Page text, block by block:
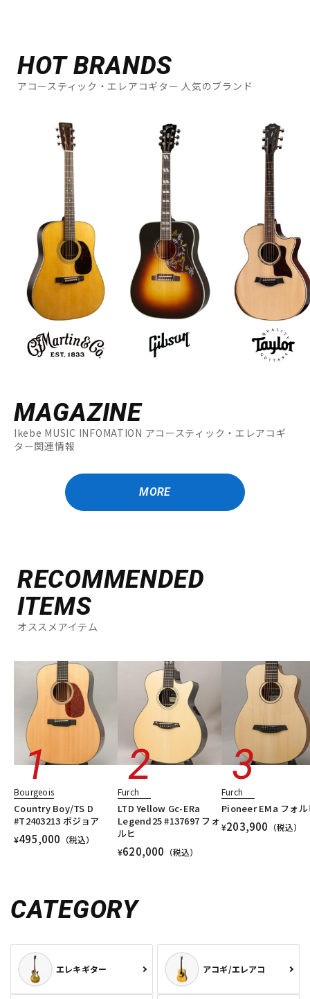
HOT BRANDS
アコースティック・エレアコギター 人気のブランド
MAGAZINE
Ikebe MUSIC INFOMATION アコースティック・エレアコギ
ター関連情報
MORE
RECOMMENDED
ITEMS
オススメアイテム
Bourgeois
Country Boy/TS D
#T2403213 ボジョア
¥495,000 （税込）
Furch
LTD Yellow Gc-ERa
Legend25 #137697 フォ
ルヒ
¥620,000 （税込）
Furch
Pioneer EMa フォル
¥203,900 （税込）
CATEGORY
エレキギター アコギ/エレアコ